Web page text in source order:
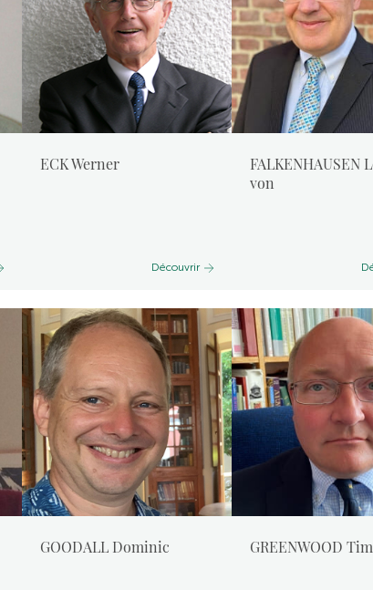
ECK Werner
Découvrir
FALKENHAUSEN
von
GOODALL Dominic GREENWOOD Tim